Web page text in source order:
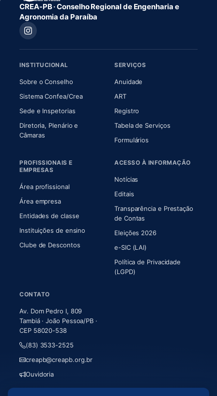
CREA-PB · Conselho Regional de Engenharia e
Agronomia da Paraíba
INSTITUCIONAL
Sobre o Conselho(abre em nova aba)
Sistema Confea/Crea(abre em nova aba)
Sede e Inspetorias
Diretoria, Plenário e
Câmaras(abre em nova aba)
SERVIÇOS
Anuidade
ART(abre em nova aba)
Registro
Tabela de Serviços
Formulários
PROFISSIONAIS E
EMPRESAS
Área profissional
Área empresa
Entidades de classe
Instituições de ensino
Clube de Descontos
ACESSO À INFORMAÇÃO
Notícias
Editais
Transparência e Prestação
de Contas
Eleições 2026
e-SIC (LAI)
Política de Privacidade
(LGPD)
CONTATO
Av. Dom Pedro I, 809
Tambiá · João Pessoa/PB ·
CEP 58020-538
(83) 3533-2525
creapb@creapb.org.br
Ouvidoria